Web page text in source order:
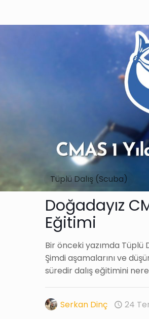
Tüplü Dalış (Scuba)
Doğadayız
Eğitimi
Bir önceki yazımda Tüplü
Şimdi aşamalarını ve
süredir dalış eğitimini
Serkan Dinç 24